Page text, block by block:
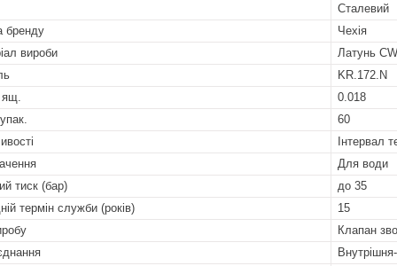
Сталевий
бренду
Чехія
вироби
Латунь
KR.172.N
ящ.
0.018
60
Інтервал
Для води
тиск (бар)
до 35
термін служби (років)
15
Клапан